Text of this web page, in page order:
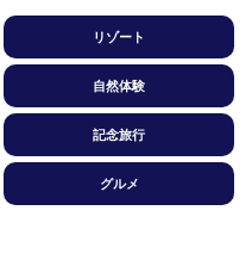
リゾート
自然体験
記念旅行
グルメ